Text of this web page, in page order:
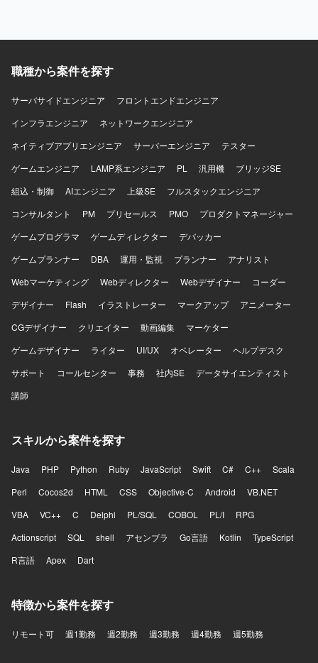
職種から案件を探す
サーバサイドエンジニア
フロントエンドエンジニア
インフラエンジニア
ネットワークエンジニア
ネイティブアプリエンジニア
サーバーエンジニア
テスター
ゲームエンジニア
LAMP系エンジニア PL 汎用機
ブリッジSE
組込・制御
AIエンジニア 上級SE
フルスタックエンジニア
コンサルタント
PM プリセールス PMO
プロダクトマネージャー
ゲームプログラマ
ゲームディレクター
デバッカー
ゲームプランナー
DBA 運用・監視 プランナー
アナリスト
Webマーケティング
Webディレクター Webデザイナー
コーダー
デザイナー
Flash イラストレーター マークアップ
アニメーター
CGデザイナー
クリエイター 動画編集
マーケター
ゲームデザイナー
ライター UI/UX オペレーター
ヘルプデスク
サポート
コールセンター 事務 社内SE
データサイエンティスト
講師
スキルから案件を探す
Java PHP Python Ruby JavaScript Swift C# C++
Scala
Perl
Cocos2d HTML CSS Objective-C Android
VB.NET
VBA
VC++ C Delphi PL/SQL COBOL PL/I
RPG
Actionscript
SQL shell アセンブラ Go言語 Kotlin
TypeScript
R言語
Apex Dart
特徴から案件を探す
リモート可 週1勤務 週2勤務 週3勤務 週4勤務 週5勤務